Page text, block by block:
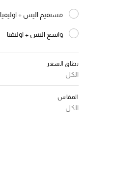
مستقيم اليس + اوليفيا
واسع اليس + اوليفيا
نطاق السعر
الكل
المقاس
الكل